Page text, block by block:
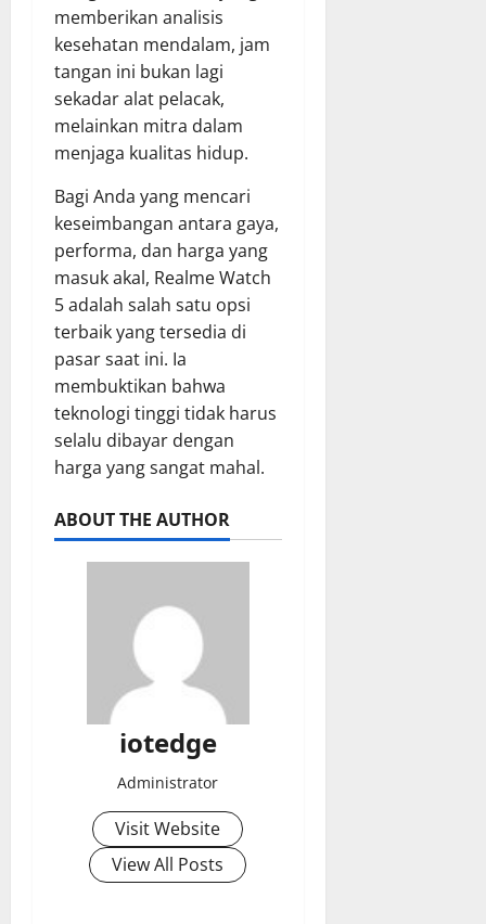
memberikan analisis
kesehatan mendalam, jam
tangan ini bukan lagi
sekadar alat pelacak,
melainkan mitra dalam
menjaga kualitas hidup.
Bagi Anda yang mencari
keseimbangan antara gaya,
performa, dan harga yang
masuk akal, Realme Watch
5 adalah salah satu opsi
terbaik yang tersedia di
pasar saat ini. Ia
membuktikan bahwa
teknologi tinggi tidak harus
selalu dibayar dengan
harga yang sangat mahal.
ABOUT THE AUTHOR
iotedge
Administrator
Visit Website
View All Posts